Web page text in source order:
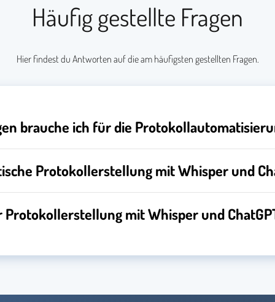
Häufig gestellte Fragen
Hier findest du Antworten auf die am häufigsten gestellten Fragen.
brauche ich für die
Protokollerstellung mit Whisper und
mit Whisper und